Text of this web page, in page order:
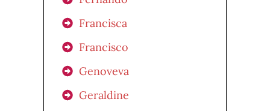
Francisca
Francisco
Genoveva
Geraldine